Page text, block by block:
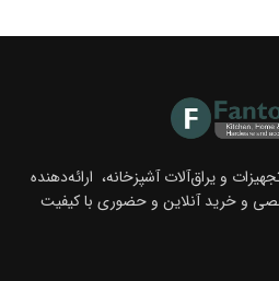
و یراق‌آلات آشپزخانه، ارائه‌دهنده
و خرید آنلاین و حضوری با کیفیت